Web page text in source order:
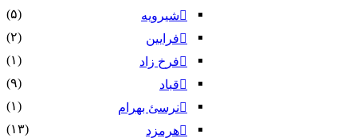
شیرویه
(۵)
فرایین
(۲)
فرخ زاد
(۱)
قباد
(۹)
نرسئ بهرام‏
(۱)
هرمزد
(۱۳)